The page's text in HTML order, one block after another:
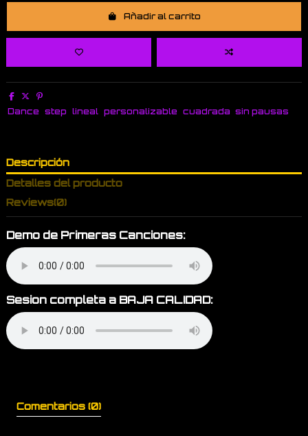
Añadir al carrito
Dance step lineal personalizable cuadrada sin pausas
Descripción
Detalles del producto
Reviews(0)
Demo de Primeras Canciones:
Sesion completa a BAJA CALIDAD:
Comentarios (0)